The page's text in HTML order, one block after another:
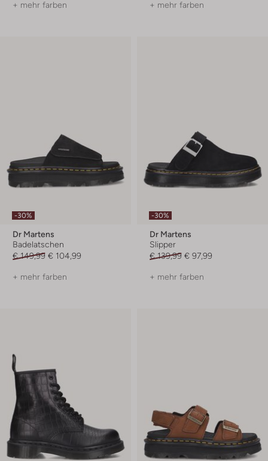
+ mehr farben + mehr farben
-30%
Dr Martens
Badelatschen
€ 149,99 € 104,99
+ mehr farben
-30%
Dr Martens
Slipper
€ 139,99 € 97,99
+ mehr farben